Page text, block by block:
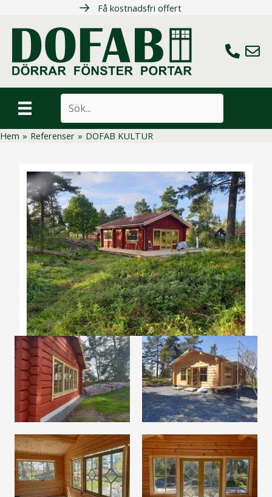
innehåll
Få kostnadsfri offert
Ring oss
Maila
Hem » Referenser » DOFAB KULTUR